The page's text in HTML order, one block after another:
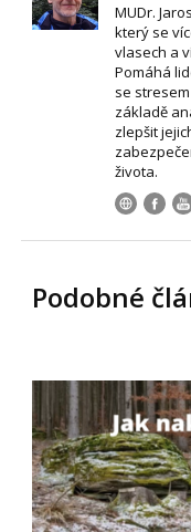
MUDr.
který se
vlasech a
Pomáhá
se
základě
zlepšit
života.
Podobné